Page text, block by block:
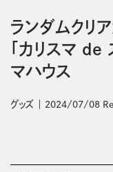
ランダムクリ
「カリスマ de
マハウス
グッズ 2024/07/08